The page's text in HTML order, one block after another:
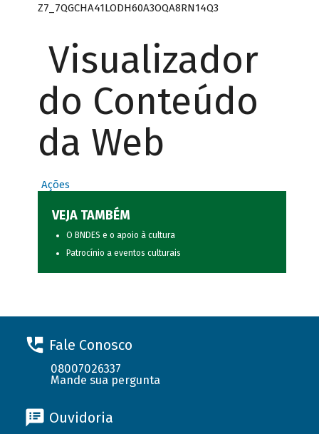
Z7_7QGCHA41LODH60A3OQA8RN14Q3
Visualizador
do Conteúdo
da Web
Ações
VEJA TAMBÉM
O BNDES e o apoio à cultura
Patrocínio a eventos culturais
Fale Conosco
08007026337
Mande sua pergunta
Ouvidoria